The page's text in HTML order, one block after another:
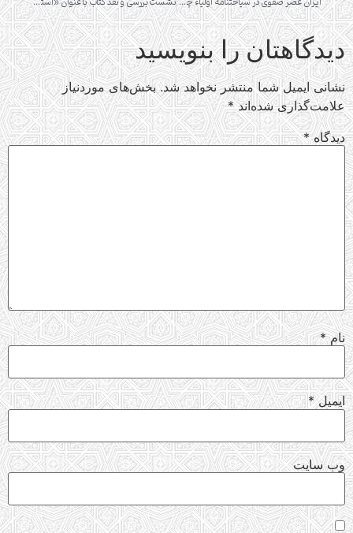
دیدگاهتان را بنویسید
نشانی ایمیل شما منتشر نخواهد شد. بخش‌های موردنیاز
علامت‌گذاری شده‌اند*
دیدگاه*
نام*
ایمیل*
وب‌ سایت